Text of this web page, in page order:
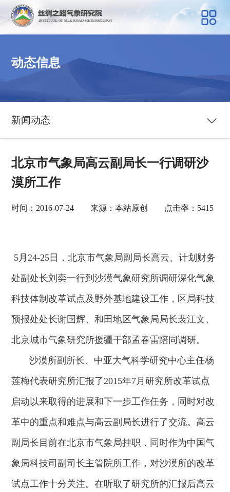
动态信息
新闻动态
北京市气象局高云副局长一行调研沙
漠所工作
时间：2016-07-24 来源：本站原创 点击率：5415
5月24-25日，北京市气象局副局长高云、计划财务
处副处长刘奕一行到沙漠气象研究所调研深化气象
科技体制改革试点及野外基地建设工作，区局科技
预报处处长谢国辉、和田地区气象局局长裴江文、
北京城市气象研究所援疆干部孟春雷陪同调研。
沙漠所副所长、中亚大气科学研究中心主任杨
莲梅代表研究所汇报了2015年7月研究所改革试点
启动以来取得的进展和下一步工作任务，同时对改
革中的重点和难点与高云副局长进行了交流。高云
副局长目前在北京市气象局挂职，同时作为中国气
象局科技司副司长主管院所工作，对沙漠所的改革
试点工作十分关注。在听取了研究所的汇报后高云